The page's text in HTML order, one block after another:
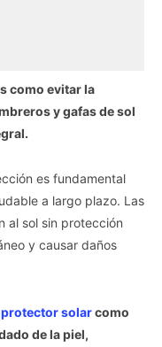
como evitar la
y gafas de sol
es fundamental
a largo plazo. Las
al sol sin protección
y causar daños
protector solarcomo
de la piel,